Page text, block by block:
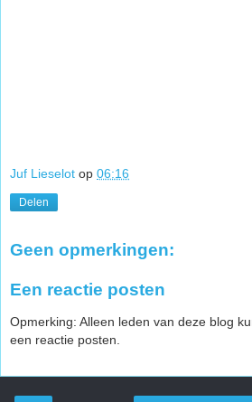
Juf Lieselot op 06:16
Delen
Geen opmerkingen:
Een reactie posten
Opmerking: Alleen leden van deze blog
een reactie posten.